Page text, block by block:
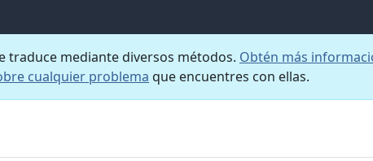
traduce mediante diversos métodos. Obtén más
cualquier problema que encuentres con ellas.